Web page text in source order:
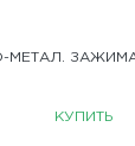
ЗАЖИМА
КУПИТЬ